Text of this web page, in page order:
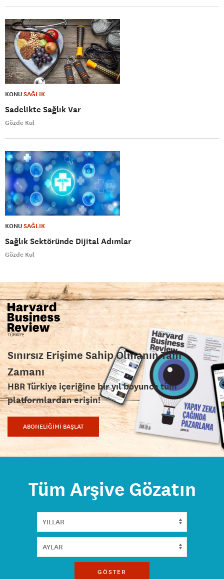
KONUSAĞLIK
Sadelikte Sağlık Var
Gözde Kul
KONUSAĞLIK
Sağlık Sektöründe Dijital Adımlar
Gözde Kul
Sınırsız Erişime Sahip Olmanın Tam
Zamanı
HBR Türkiye içeriğine bir yıl boyunca tüm
platformlardan erişin!
ABONELİĞİMİ BAŞLAT
Tüm Arşive Gözatın
GÖSTER